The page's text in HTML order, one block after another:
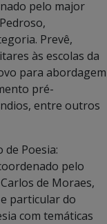
pelo major
Prevê,
às escolas da
para abordagem
pré-
entre outros
Poesia:
pelo
de Moraes,
particular do
com temáticas